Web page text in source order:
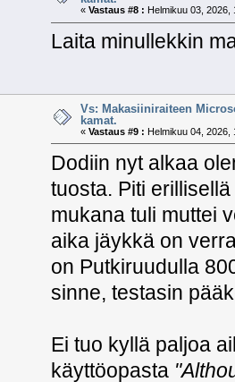
« Vastaus #8 : Helmikuu 03, 2026,
Laita minullekkin
Vs: Makasiiniraiteen
kamat.
« Vastaus #9 : Helmikuu 04, 2026,
Dodiin nyt alkaa
tuosta. Piti
mukana tuli muttei
aika jäykkä on
on Putkiruudulla
sinne, testasin
Ei tuo kyllä paljoa
käyttöopasta